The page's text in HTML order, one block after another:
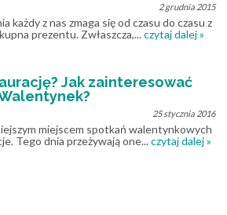
2 grudnia 2015
każdy z nas zmaga się od czasu do czasu z
prezentu. Zwłaszcza,...czytaj dalej »
Jak zainteresować
25 stycznia 2016
miejscem spotkań walentynkowych
Tego dnia przeżywają one...czytaj dalej »